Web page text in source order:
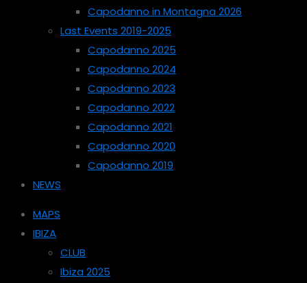
Capodanno in Montagna 2026
Last Events 2019-2025
Capodanno 2025
Capodanno 2024
Capodanno 2023
Capodanno 2022
Capodanno 2021
Capodanno 2020
Capodanno 2019
NEWS
MAPS
IBIZA
CLUB
Ibiza 2025